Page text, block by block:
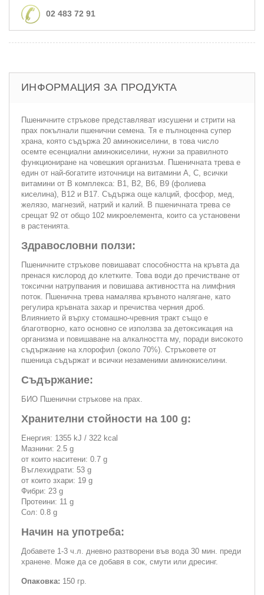
02 483 72 91
ИНФОРМАЦИЯ ЗА ПРОДУКТА
Пшеничните стръкове представляват изсушени и стрити на
прах покълнали пшенични семена. Тя е пълноценна супер
храна, която съдържа 20 аминокиселини, в това число
осемте есенциални аминокиселини, нужни за правилното
функциониране на човешкия организъм. Пшеничната трева е
един от най-богатите източници на витамини А, С, всички
витамини от В комплекса: В1, В2, В6, В9 (фолиева
киселина), В12 и В17. Съдържа още калций, фосфор, мед,
желязо, магнезий, натрий и калий. В пшеничната трева се
срещат 92 от общо 102 микроелемента, които са установени
в растенията.
Здравословни ползи:
Пшеничните стръкове повишават способността на кръвта да
пренася кислород до клетките. Това води до пречистване от
токсични натрупвания и повишава активността на лимфния
поток. Пшенична трева намалява кръвното налягане, като
регулира кръвната захар и пречиства черния дроб.
Влиянието й върху стомашно-чревния тракт също е
благотворно, като основно се използва за детоксикация на
организма и повишаване на алкалността му, поради високото
съдържание на хлорофил (около 70%). Стръковете от
пшеница съдържат и всички незаменими аминокиселини.
Съдържание:
БИО Пшенични стръкове на прах.
Хранителни стойности на 100 g:
Енергия: 1355 kJ / 322 kcal
Мазнини: 2.5 g
от които наситени: 0.7 g
Въглехидрати: 53 g
от които зхари: 19 g
Фибри: 23 g
Протеини: 11 g
Сол: 0.8 g
Начин на употреба:
Добавете 1-3 ч.л. дневно разтворени във вода 30 мин. преди
хранене. Може да се добавя в сок, смути или дресинг.
Опаковка: 150 гр.